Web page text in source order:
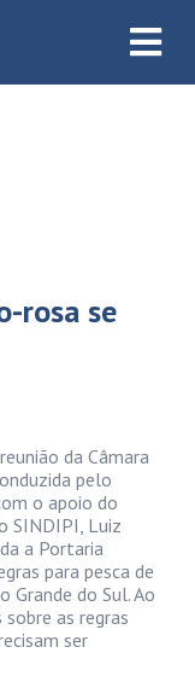
rosa se
da Câmara
pelo
o apoio do
SINDIPI, Luiz
a Portaria
para pesca de
Grande do Sul. Ao
as regras
ser